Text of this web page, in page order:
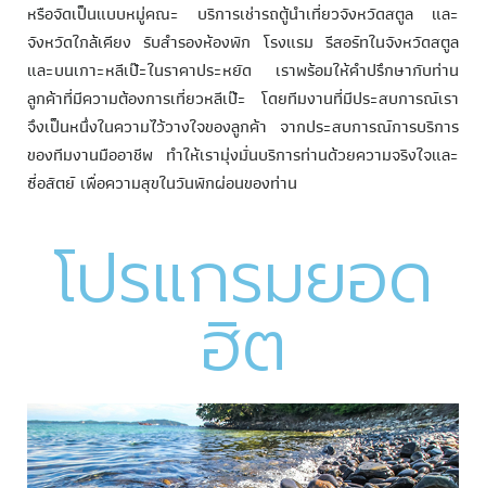
หรือจัดเป็นแบบหมู่คณะ บริการเช่ารถตู้นำเที่ยวจังหวัดสตูล และ
จังหวัดใกล้เคียง รับสำรองห้องพัก โรงแรม รีสอร์ทในจังหวัดสตูล
และบนเกาะหลีเป๊ะในราคาประหยัด เราพร้อมให้คำปรึกษากับท่าน
ลูกค้าที่มีความต้องการเที่ยวหลีเป๊ะ โดยทีมงานที่มีประสบการณ์เรา
จึงเป็นหนึ่งในความไว้วางใจของลูกค้า จากประสบการณ์การบริการ
ของทีมงานมืออาชีพ ทำให้เรามุ่งมั่นบริการท่านด้วยความจริงใจและ
ซี่อสัตย์ เพื่อความสุขในวันพักผ่อนของท่าน
โปรแกรมยอด
ฮิต